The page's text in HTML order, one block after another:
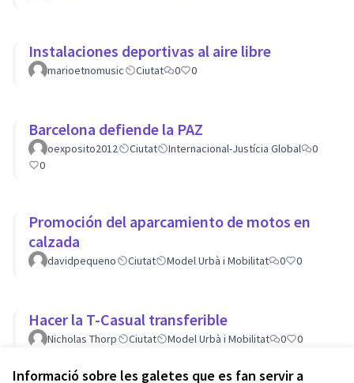
Informació sobre les galetes que es fan servir a
Instalaciones deportivas al aire libre
marioetnomusic Ciutat 0 0
Barcelona defiende la PAZ
oexposito2012 Ciutat Internacional-Justícia Global
0
0
Promoción del aparcamiento de motos en
calzada
davidpequeno Ciutat Model Urbà i Mobilitat 0 0
Hacer la T-Casual transferible
Nicholas Thorp Ciutat Model Urbà i Mobilitat 0 0